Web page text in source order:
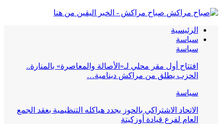
صباح مراكش - الخبر اليقين من هنا
الرئيسية
سياسة
سياسة
افتتاح أول مقر محلي لـ«الأصالة والمعاصرة» بالمنارة..
الحزب يطلق من مراكش دينامية…
سياسة
الاتحاد الاشتراكي بالحوز يجدد هياكله التنظيمية بعقد الجمع
العام لفرع قيادة أوزكيتة